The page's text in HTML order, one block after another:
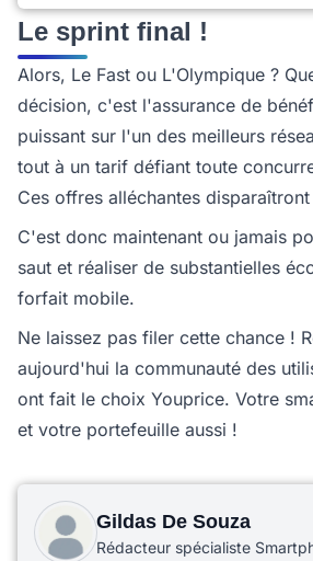
Le sprint final !
Alors, Le Fast ou L'Olympique ?
décision, c'est l'assurance de
puissant sur l'un des meilleurs
tout à un tarif défiant toute
Ces offres alléchantes
C'est donc maintenant ou jamais
saut et réaliser de substantielles
forfait mobile.
Ne laissez pas filer cette chance !
aujourd'hui la communauté des
ont fait le choix Youprice. Votre
et votre portefeuille aussi !
Gildas De Souza
Rédacteur spécialiste